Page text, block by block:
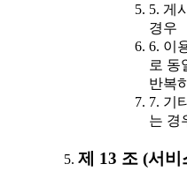
5. 게
경우
6. 이
로 동
반복
7. 기
는 경
제 13 조 (서